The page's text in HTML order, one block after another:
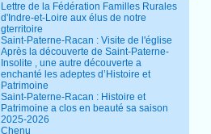
Lettre de la Fédération Familles Rurales
d'Indre-et-Loire aux élus de notre
gterritoire
Saint-Paterne-Racan : Visite de l'église
Après la découverte de Saint-Paterne-
Insolite , une autre découverte a
enchanté les adeptes d’Histoire et
Patrimoine
Saint-Paterne-Racan : Histoire et
Patrimoine a clos en beauté sa saison
2025-2026
Chenu